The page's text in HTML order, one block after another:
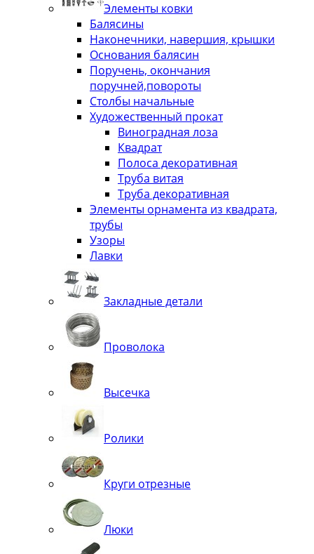
Элементы ковки
Балясины
Наконечники, навершия, крышки
Основания балясин
Поручень, окончания
поручней,повороты
Столбы начальные
Художественный прокат
Виноградная лоза
Квадрат
Полоса декоративная
Труба витая
Труба декоративная
Элементы орнамента из квадрата,
трубы
Узоры
Лавки
Закладные детали
Проволока
Высечка
Ролики
Круги отрезные
Люки